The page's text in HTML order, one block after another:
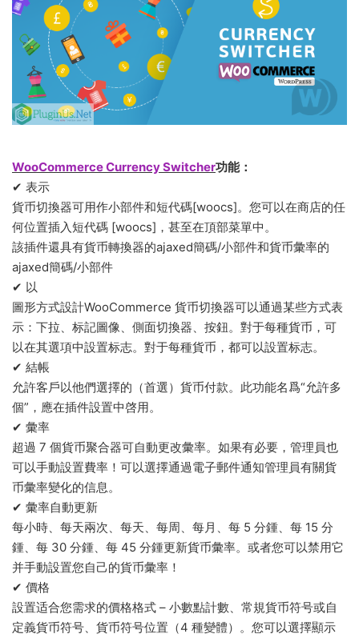
WooCommerce Currency Switcher功能：
✔ 表示
貨币切換器可用作小部件和短代碼[woocs]。您可以在商店的任
何位置插入短代碼 [woocs]，甚至在頂部菜單中。
該插件還具有貨币轉換器的ajaxed簡碼/小部件和貨币彙率的
ajaxed簡碼/小部件
✔ 以
圖形方式設計WooCommerce 貨币切換器可以通過某些方式表
示：下拉、标記圖像、側面切換器、按鈕。對于每種貨币，可
以在其選項中設置标志。對于每種貨币，都可以設置标志。
✔ 結帳
允許客戶以他們選擇的（首選）貨币付款。此功能名爲“允許多
個”，應在插件設置中啓用。
✔ 彙率
超過 7 個貨币聚合器可自動更改彙率。如果有必要，管理員也
可以手動設置費率！可以選擇通過電子郵件通知管理員有關貨
币彙率變化的信息。
✔ 彙率自動更新
每小時、每天兩次、每天、每周、每月、每 5 分鍾、每 15 分
鍾、每 30 分鍾、每 45 分鍾更新貨币彙率。或者您可以禁用它
并手動設置您自己的貨币彙率！
✔ 價格
設置适合您需求的價格格式 – 小數點計數、常規貨币符号或自
定義貨币符号、貨币符号位置（4 種變體）。您可以選擇顯示